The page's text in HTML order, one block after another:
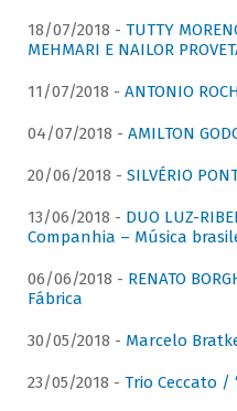
18/07/2018 - TUTTY
MEHMARI E NAILOR
11/07/2018 - ANTONIO
04/07/2018 - AMILTON
20/06/2018 - SILVÉRIO
13/06/2018 - DUO LUZ-
Companhia – Música
06/06/2018 - RENATO
Fábrica
30/05/2018 - Marcelo
23/05/2018 - Trio Ceccato /